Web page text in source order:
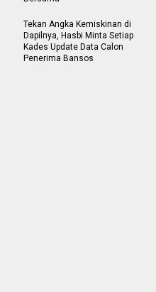
Tekan Angka Kemiskinan di
Dapilnya, Hasbi Minta Setiap
Kades Update Data Calon
Penerima Bansos